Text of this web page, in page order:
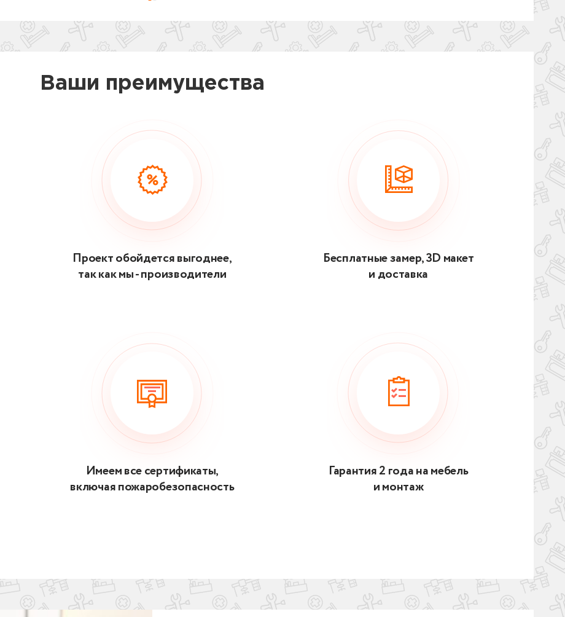
Ваши преимущества
Проект обойдется выгоднее,
так как мы - производители
Бесплатные замер, 3D макет
и доставка
Имеем все сертификаты,
включая пожаробезопасность
Гарантия 2 года на мебель
и монтаж